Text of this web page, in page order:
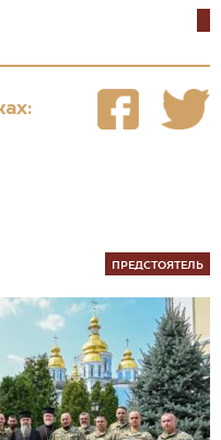
ПРЕДСТОЯТЕЛЬ